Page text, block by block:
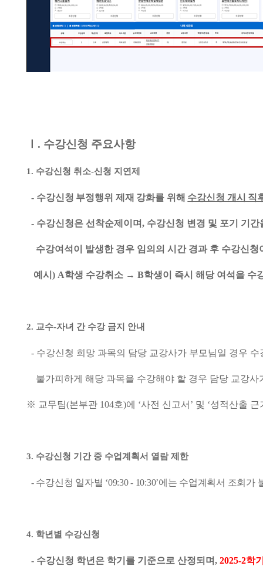
Ⅰ . 수강신청 주요사항
1. 수강신청 취소-신청 지연제
- 수강신청 부정행위 제재 강화를 위해 수강신청 개시 직
- 수강신청은 선착순제이며, 수강신청 변경 및 포기 기
수강여석이 발생한 경우 임의의 시간 경과 후 수강신청
예시 ) A학생 수강취소 → B학생이 즉시 해당 여석을 수
2. 교수-자녀 간 수강 금지 안내
- 수강신청 희망 과목의 담당 교강사가 부모님일 경우 수
불가피하게 해당 과목을 수강해야 할 경우 담당 교강사
※ 교무팀(본부관 104호)에 ‘사전 신고서 ’ 및 ‘성적산출 근
3. 수강신청 기간 중 수업계획서 열람 제한
- 수강신청 일자별 ‘09:30 - 10:30’에는 수업계획서 조회가
4. 학년별 수강신청
- 수강신청 학년은 학기를 기준으로 산정되며, 2025-2학